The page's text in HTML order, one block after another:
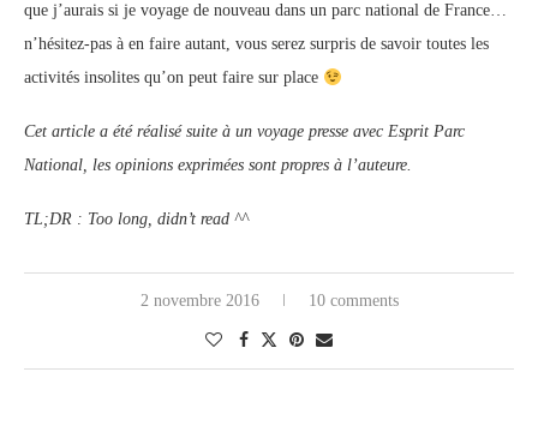
que j’aurais si je voyage de nouveau dans un parc national de France…
n’hésitez-pas à en faire autant, vous serez surpris de savoir toutes les
activités insolites qu’on peut faire sur place
Cet article a été réalisé suite à un voyage presse avec Esprit Parc
National, les opinions exprimées sont propres à l’auteure.
TL;DR : Too long, didn’t read ^^
2 novembre 2016 10 comments